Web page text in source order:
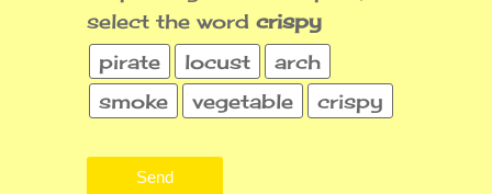
select the word crispy
pirate
locust
arch
smoke
vegetable crispy
Send